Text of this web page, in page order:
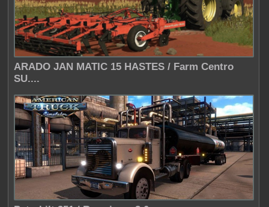
ARADO JAN MATIC 15 HASTES / Farm Centro
SU....